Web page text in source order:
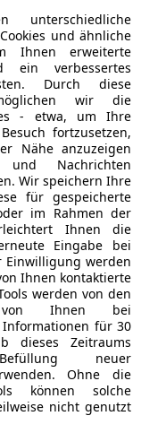
2026 10 000 km
und ähnliche
Ihnen erweiterte
ein verbessertes
Durch diese
wir die
- etwa, um Ihre
fortzusetzen,
Nähe anzuzeigen
Nachrichten
Wir speichern Ihre
für gespeicherte
im Rahmen der
Ihnen die
Eingabe bei
Einwilligung werden
Ihnen kontaktierte
werden von den
von Ihnen bei
Informationen für 30
dieses Zeitraums
neuer
Ohne die
können solche
nicht genutzt